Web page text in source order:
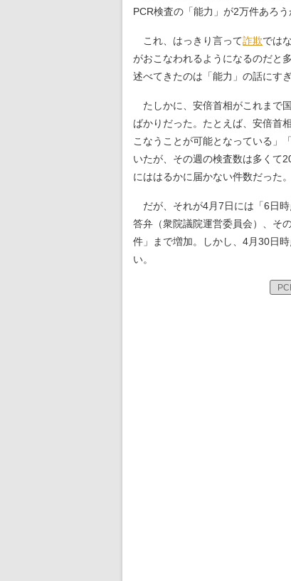
PCR検査の「能力」が2万件あろ
これ、はっきり言って詐欺では
がおこなわれるようになるのだと
述べてきたのは「能力」の話にす
たしかに、安倍首相がこれまで
ばかりだった。たとえば、安倍首
こなうことが可能となっている」
いたが、その週の検査数は多くて
にははるかに届かない件数だった。
だが、それが4月7日には「6日
答弁（衆院議院運営委員会）、そ
件」まで増加。しかし、4月30日
い。